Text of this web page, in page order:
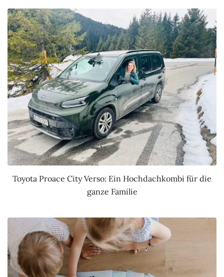
Toyota Proace City Verso: Ein Hochdachkombi für die
ganze Familie